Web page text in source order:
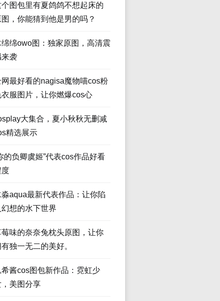
个图包里有夏鸽鸽不想起床的
，你能猜到他是男的吗？
绵绵owo图：独家原图，高清震
来袭
网最好看的nagisa魔物喵cos粉
衣服图片，让你燃爆cos心
大集合，夏小秋秋无删减
精选展示
的负卿虞姬”代表cos作品好看
度
淼aqua最新代表作品：让你陷
幻想的水下世界
莓味的奈奈兔枕头原图，让你
独一无二的美好。
希酱cos图包新作品：霓虹少
，美图分享